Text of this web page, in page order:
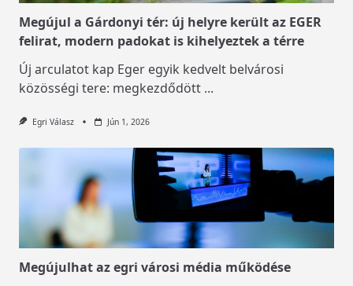
Megújul a Gárdonyi tér: új helyre került az EGER
felirat, modern padokat is kihelyeztek a térre
Új arculatot kap Eger egyik kedvelt belvárosi
közösségi tere: megkezdődött ...
Egri Válasz Jún 1, 2026
Megújulhat az egri városi média működése